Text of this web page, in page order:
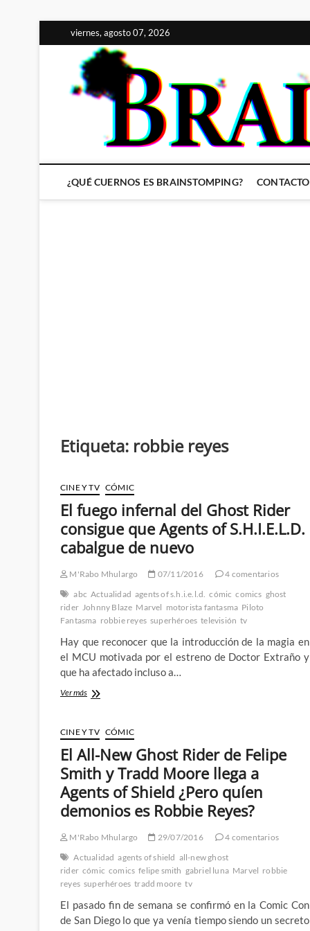
al
contenido
viernes, agosto 07, 2026
¿QUÉ CUERNOS ES BRAINSTOMPING? CONTACTO
Etiqueta: robbie reyes
CINE Y TV CÓMIC
El fuego infernal del Ghost Rider
consigue que Agents of S.H.I.E.L.D.
cabalgue de nuevo
M'Rabo Mhulargo 07/11/2016
4 comentarios
abc Actualidad agents of s.h.i.e.l.d. cómic comics ghost
rider Johnny Blaze Marvel motorista fantasma Piloto
Fantasma robbie reyes superhéroes televisión tv
Hay que reconocer que la introducción de la magia en
el MCU motivada por el estreno de Doctor Extraño y
que ha afectado incluso a…
Ver másEl
del
Ghost
Rider
consigue
que
Agents
S.H.I.E.L.D.
de
nuevo
CINE Y TV CÓMIC
El All-New Ghost Rider de Felipe
Smith y Tradd Moore llega a
Agents of Shield ¿Pero quíen
demonios es Robbie Reyes?
M'Rabo Mhulargo 29/07/2016
4 comentarios
Actualidad agents of shield all-new ghost
rider cómic comics felipe smith gabriel luna Marvel robbie
reyes superhéroes tradd moore tv
El pasado fin de semana se confirmó en la Comic Con
de San Diego lo que ya venía tiempo siendo un secreto